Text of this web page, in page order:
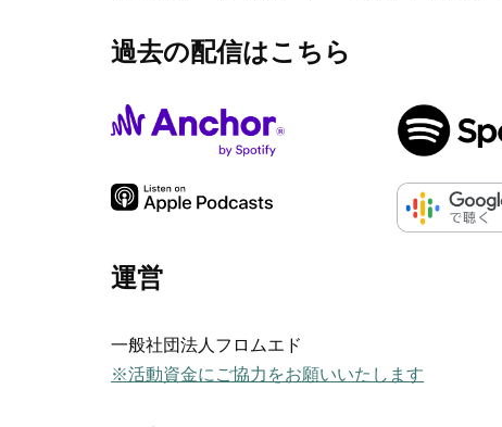
過去の配信はこちら
運営
一般社団法人フロムエド
※活動資金にご協力をお願いいたします